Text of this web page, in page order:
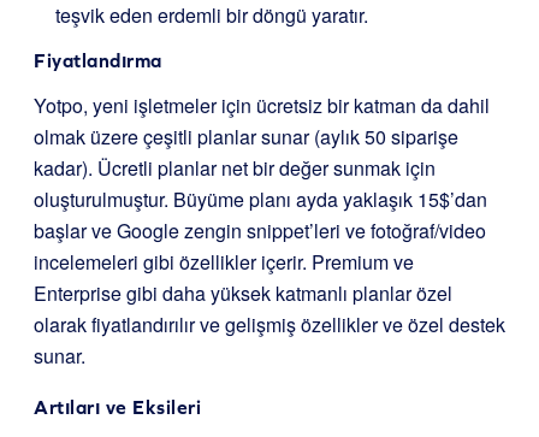
teşvik eden erdemli bir döngü yaratır.
Fiyatlandırma
Yotpo, yeni işletmeler için ücretsiz bir katman da dahil
olmak üzere çeşitli planlar sunar (aylık 50 siparişe
kadar). Ücretli planlar net bir değer sunmak için
oluşturulmuştur. Büyüme planı ayda yaklaşık 15$’dan
başlar ve Google zengin snippet’leri ve fotoğraf/video
incelemeleri gibi özellikler içerir. Premium ve
Enterprise gibi daha yüksek katmanlı planlar özel
olarak fiyatlandırılır ve gelişmiş özellikler ve özel destek
sunar.
Artıları ve Eksileri